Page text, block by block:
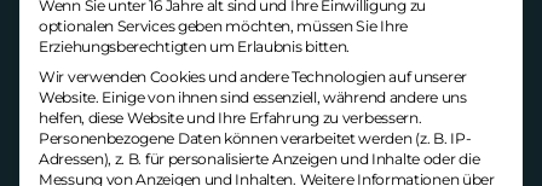
Quitting“ Trend in der dramatischen
Form, mit der er oft beschrieben wird,
nicht gibt. Andererseits steckt darin
dennoch ein Hinweis auf
gesellschaftliche Wandlungsprozesse in
der Wahrnehmung einer modernen
Wenn Sie unter 16 Jahre alt sind und Ihre Einwilligung zu
optionalen Services geben möchten, müssen Sie Ihre
Erziehungsberechtigten um Erlaubnis bitten.
Wir verwenden Cookies und andere Technologien auf unserer
Website. Einige von ihnen sind essenziell, während andere uns
helfen, diese Website und Ihre Erfahrung zu verbessern.
Personenbezogene Daten können verarbeitet werden (z. B. IP-
Adressen), z. B. für personalisierte Anzeigen und Inhalte oder die
Messung von Anzeigen und Inhalten. Weitere Informationen über